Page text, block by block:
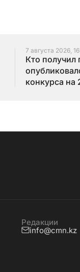
7 августа 2026,
Кто получил
конкурса на
Редакции
info@cmn.kz